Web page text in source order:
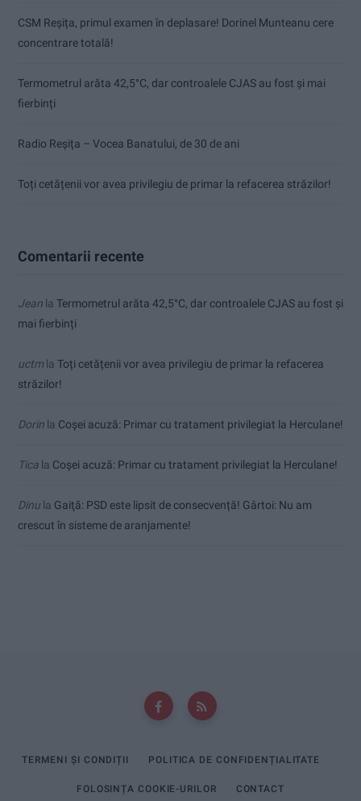
CSM Reșița, primul examen în deplasare! Dorinel Munteanu cere
concentrare totală!
Termometrul arăta 42,5°C, dar controalele CJAS au fost și mai
fierbinți
Radio Reșița – Vocea Banatului, de 30 de ani
Toți cetățenii vor avea privilegiu de primar la refacerea străzilor!
Comentarii recente
Jean la Termometrul arăta 42,5°C, dar controalele CJAS au fost și
mai fierbinți
uctmla Toți cetățenii vor avea privilegiu de primar la refacerea
străzilor!
Dorin la Coșei acuză: Primar cu tratament privilegiat la Herculane!
Tica la Coșei acuză: Primar cu tratament privilegiat la Herculane!
Dinu la Gaiţă: PSD este lipsit de consecvență! Gârtoi: Nu am
crescut în sisteme de aranjamente!
TERMENI ȘI CONDIȚII POLITICA DE CONFIDENȚIALITATE
FOLOSINȚA COOKIE-URILOR CONTACT